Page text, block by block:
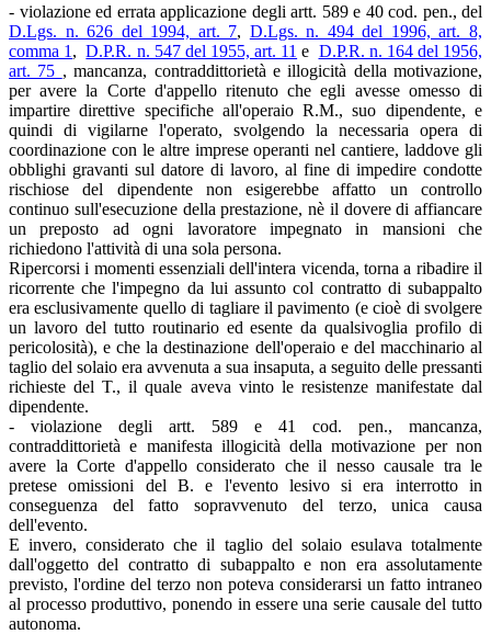
- violazione ed errata applicazione degli artt. 589 e 40 cod. pen., del
D.Lgs. n. 626 del 1994, art. 7, D.Lgs. n. 494 del 1996, art. 8,
comma 1 ,D.P.R. n. 547 del 1955, art. 11 e D.P.R. n. 164 del 1956,
art. 75 , mancanza, contraddittorietà e illogicità della motivazione,
per avere la Corte d'appello ritenuto che egli avesse omesso di
impartire direttive specifiche all'operaio R.M., suo dipendente, e
quindi di vigilarne l'operato, svolgendo la necessaria opera di
coordinazione con le altre imprese operanti nel cantiere, laddove gli
obblighi gravanti sul datore di lavoro, al fine di impedire condotte
rischiose del dipendente non esigerebbe affatto un controllo
continuo sull'esecuzione della prestazione, nè il dovere di affiancare
un preposto ad ogni lavoratore impegnato in mansioni che
richiedono l'attività di una sola persona.
Ripercorsi i momenti essenziali dell'intera vicenda, torna a ribadire il
ricorrente che l'impegno da lui assunto col contratto di subappalto
era esclusivamente quello di tagliare il pavimento (e cioè di svolgere
un lavoro del tutto routinario ed esente da qualsivoglia profilo di
pericolosità), e che la destinazione dell'operaio e del macchinario al
taglio del solaio era avvenuta a sua insaputa, a seguito delle pressanti
richieste del T., il quale aveva vinto le resistenze manifestate dal
dipendente.
- violazione degli artt. 589 e 41 cod. pen., mancanza,
contraddittorietà e manifesta illogicità della motivazione per non
avere la Corte d'appello considerato che il nesso causale tra le
pretese omissioni del B. e l'evento lesivo si era interrotto in
conseguenza del fatto sopravvenuto del terzo, unica causa
dell'evento.
E invero, considerato che il taglio del solaio esulava totalmente
dall'oggetto del contratto di subappalto e non era assolutamente
previsto, l'ordine del terzo non poteva considerarsi un fatto intraneo
al processo produttivo, ponendo in essere una serie causale del tutto
autonoma.